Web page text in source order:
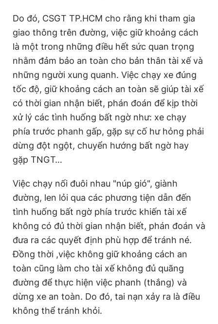
Do đó, CSGT TP.HCM cho rằng khi tham gia
giao thông trên đường, việc giữ khoảng cách
là một trong những điều hết sức quan trọng
nhằm đảm bảo an toàn cho bản thân tài xế và
những người xung quanh. Việc chạy xe đúng
tốc độ, giữ khoảng cách an toàn sẽ giúp tài xế
có thời gian nhận biết, phán đoán để kịp thời
xử lý các tình huống bất ngờ như: xe chạy
phía trước phanh gấp, gặp sự cố hư hỏng phải
dừng đột ngột, chuyển hướng bất ngờ hay
gặp TNGT…
Việc chạy nối đuôi nhau "núp gió", giành
đường, len lỏi qua các phương tiện dẫn đến
tình huống bất ngờ phía trước khiến tài xế
không có đủ thời gian nhận biết, phán đoán và
đưa ra các quyết định phù hợp để tránh né.
Đồng thời ,việc không giữ khoảng cách an
toàn cũng làm cho tài xế không đủ quãng
đường để thực hiện việc phanh (thắng) và
dừng xe an toàn. Do đó, tai nạn xảy ra là điều
không thể tránh khỏi.